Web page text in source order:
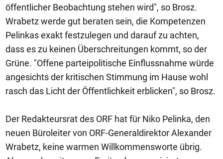
öffentlicher Beobachtung stehen wird", so Brosz.
Wrabetz werde gut beraten sein, die Kompetenzen
Pelinkas exakt festzulegen und darauf zu achten,
dass es zu keinen Überschreitungen kommt, so der
Grüne. "Offene parteipolitische Einflussnahme würde
angesichts der kritischen Stimmung im Hause wohl
rasch das Licht der Öffentlichkeit erblicken", so Brosz.
Der Redakteursrat des ORF hat für Niko Pelinka, den
neuen Büroleiter von ORF-Generaldirektor Alexander
Wrabetz, keine warmen Willkommensworte übrig.